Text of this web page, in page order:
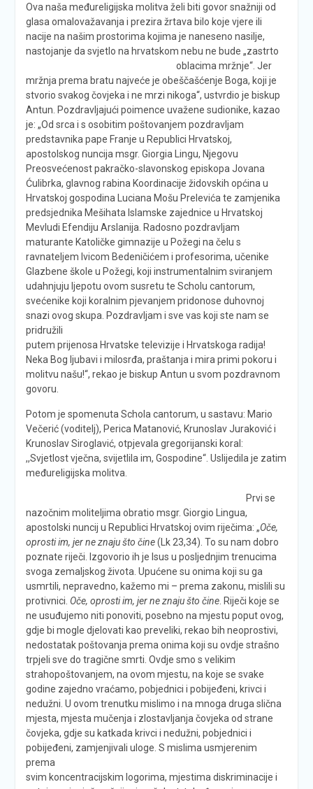
Ova naša međureligijska molitva želi biti govor snažniji od
glasa omalovažavanja i prezira žrtava bilo koje vjere ili
nacije na našim prostorima kojima je naneseno nasilje,
nastojanje da svjetlo na hrvatskom nebu ne bude „zastrto
oblacima mržnje“. Jer
mržnja prema bratu najveće je obeščašćenje Boga, koji je
stvorio svakog čovjeka i ne mrzi nikoga“, ustvrdio je biskup
Antun. Pozdravljajući poimence uvažene sudionike, kazao
je: „Od srca i s osobitim poštovanjem pozdravljam
predstavnika pape Franje u Republici Hrvatskoj,
apostolskog nuncija msgr. Giorgia Lingu, Njegovu
Preosvećenost pakračko-slavonskog episkopa Jovana
Ćulibrka, glavnog rabina Koordinacije židovskih općina u
Hrvatskoj gospodina Luciana Mošu Prelevića te zamjenika
predsjednika Mešihata Islamske zajednice u Hrvatskoj
Mevludi Efendiju Arslanija. Radosno pozdravljam
maturante Katoličke gimnazije u Požegi na čelu s
ravnateljem Ivicom Bedeničićem i profesorima, učenike
Glazbene škole u Požegi, koji instrumentalnim sviranjem
udahnjuju ljepotu ovom susretu te Scholu cantorum,
svećenike koji koralnim pjevanjem pridonose duhovnoj
snazi ovog skupa. Pozdravljam i sve vas koji ste nam se
pridružili
putem prijenosa Hrvatske televizije i Hrvatskoga radija!
Neka Bog ljubavi i milosrđa, praštanja i mira primi pokoru i
molitvu našu!“, rekao je biskup Antun u svom pozdravnom
govoru.
Potom je spomenuta Schola cantorum, u sastavu: Mario
Večerić (voditelj), Perica Matanović, Krunoslav Juraković i
Krunoslav Siroglavić, otpjevala gregorijanski koral:
,,Svjetlost vječna, svijetlila im, Gospodine“. Uslijedila je zatim
međureligijska molitva.
Prvi se
nazočnim moliteljima obratio msgr. Giorgio Lingua,
apostolski nuncij u Republici Hrvatskoj ovim riječima: „Oče,
oprosti im, jer ne znaju što čine(Lk 23,34). To su nam dobro
poznate riječi. Izgovorio ih je Isus u posljednjim trenucima
svoga zemaljskog života. Upućene su onima koji su ga
usmrtili, nepravedno, kažemo mi – prema zakonu, mislili su
protivnici. Oče, oprosti im, jer ne znaju što čine. Riječi koje se
ne usuđujemo niti ponoviti, posebno na mjestu poput ovog,
gdje bi mogle djelovati kao preveliki, rekao bih neoprostivi,
nedostatak poštovanja prema onima koji su ovdje strašno
trpjeli sve do tragične smrti. Ovdje smo s velikim
strahopoštovanjem, na ovom mjestu, na koje se svake
godine zajedno vraćamo, pobjednici i pobijeđeni, krivci i
nedužni. U ovom trenutku mislimo i na mnoga druga slična
mjesta, mjesta mučenja i zlostavljanja čovjeka od strane
čovjeka, gdje su katkada krivci i nedužni, pobjednici i
pobijeđeni, zamjenjivali uloge. S mislima usmjerenim
prema
svim koncentracijskim logorima, mjestima diskriminacije i